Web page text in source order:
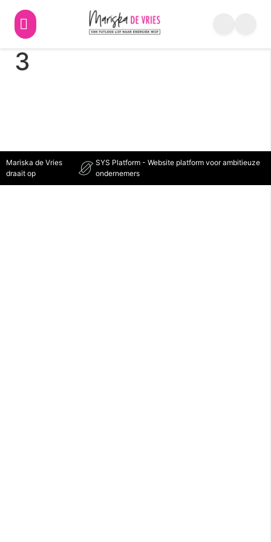
Week 5 – Trimester
3
Mariska de Vries
draait op
SYS Platform - Website platform voor ambitieuze
ondernemers